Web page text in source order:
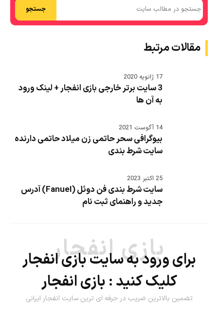
جستجو
مقالات مرتبط
17 ژانویه 2020
3 سایت برتر خارجی بازی انفجار + لینک ورود
به آن ها
14 آگوست 2021
بیوگرافی سحر حاتمی زن میلاد حاتمی دارنده
سایت شرط بندی
25 اکتبر 2023
سایت شرط بندی فن دوئل (Fanuel) آدرس
جدید و راهنمای ثبت نام
بازی انفجار
برای ورود به سایت بازی انفجار
کلیک کنید : بازی انفجار
تضمین بالاترین ضریب در حرفه ای ترین سایت انفجار ایرانی